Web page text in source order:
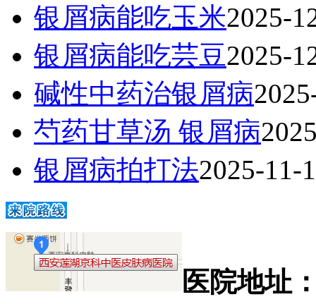
银屑病能吃玉米2025-
银屑病能吃芸豆2025-
碱性中药治银屑病
芍药甘草汤 银屑病
银屑病拍打法2025-11-
医院地址